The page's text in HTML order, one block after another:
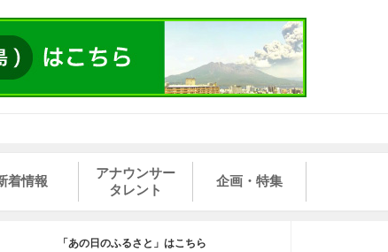
着情報
アナウンサー
タレント
企画・特集
「あの日のふるさと」はこちら